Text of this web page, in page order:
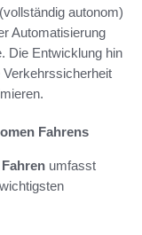
autonom)
Automatisierung
Die Entwicklung hin
Fahrens
umfasst